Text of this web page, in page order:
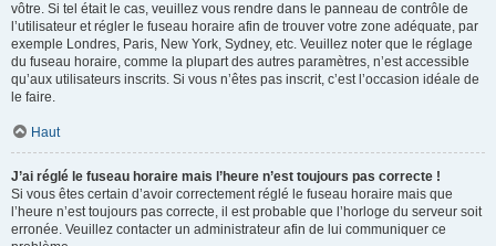
vôtre. Si tel était le cas, veuillez vous rendre dans le panneau de contrôle de
l’utilisateur et régler le fuseau horaire afin de trouver votre zone adéquate, par
exemple Londres, Paris, New York, Sydney, etc. Veuillez noter que le réglage
du fuseau horaire, comme la plupart des autres paramètres, n’est accessible
qu’aux utilisateurs inscrits. Si vous n’êtes pas inscrit, c’est l’occasion idéale de
le faire.
Haut
J’ai réglé le fuseau horaire mais l’heure n’est toujours pas correcte !
Si vous êtes certain d’avoir correctement réglé le fuseau horaire mais que
l’heure n’est toujours pas correcte, il est probable que l’horloge du serveur soit
erronée. Veuillez contacter un administrateur afin de lui communiquer ce